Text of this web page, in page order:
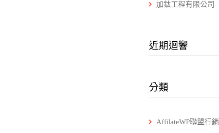
加鈦工程有限公司
近期迴響
分類
AffilateWP聯盟行銷